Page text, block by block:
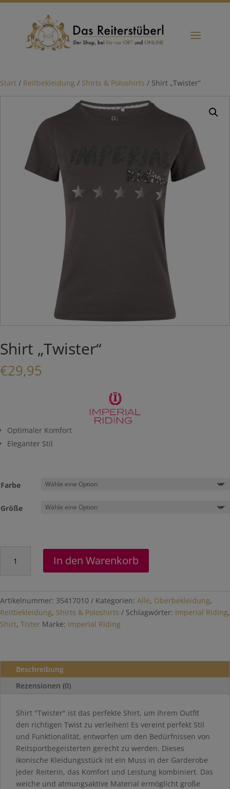
Start / Reitbekleidung / Shirts & Poloshirts / Shirt „Twister“
Shirt „Twister“
€29,95
Optimaler Komfort
Eleganter Stil
Farbe
Größe
"Twister"
In den Warenkorb
Artikelnummer: 35417010 Kategorien: Alle, Oberbekleidung,
Reitbekleidung, Shirts & Poloshirts Schlagwörter: Imperial Riding,
Shirt, Tister Marke: Imperial Riding
Beschreibung
Rezensionen (0)
Shirt "Twister" ist das perfekte Shirt, um Ihrem Outfit
den richtigen Twist zu verleihen! Es vereint perfekt Stil
und Funktionalität, entworfen um den Bedürfnissen von
Reitsportbegeisterten gerecht zu werden. Dieses
ikonische Kleidungsstück ist ein Muss in der Garderobe
jeder Reiterin, das Komfort und Leistung kombiniert. Das
weiche und atmungsaktive Material ermöglicht große